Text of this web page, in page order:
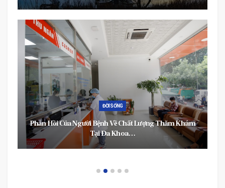
ĐỜI SỐNG
Phản Hồi Của Người Bệnh Về Chất Lượng Thăm Khám
Tại Đa Khoa…